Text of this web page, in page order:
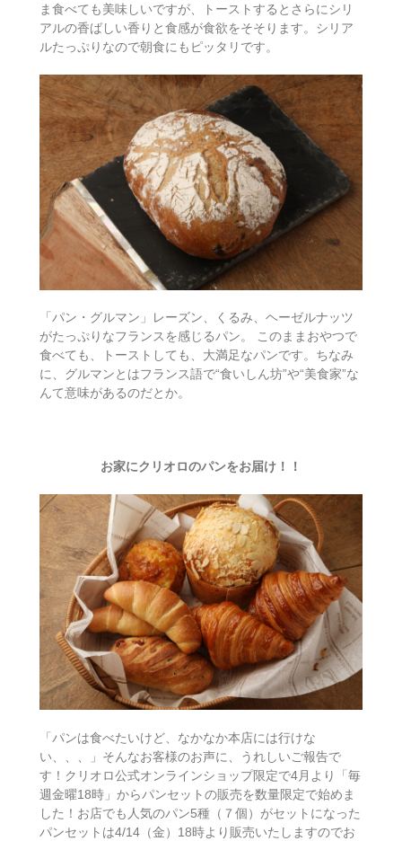
ま食べても美味しいですが、トーストするとさらにシリ
アルの香ばしい香りと食感が食欲をそそります。シリア
ルたっぷりなので朝食にもピッタリです。
「パン・グルマン」レーズン、くるみ、ヘーゼルナッツ
がたっぷりなフランスを感じるパン。 このままおやつで
食べても、トーストしても、大満足なパンです。ちなみ
に、グルマンとはフランス語で“食いしん坊”や“美食家”な
んて意味があるのだとか。
お家にクリオロのパンをお届け！！
「パンは食べたいけど、なかなか本店には行けな
い、、、」そんなお客様のお声に、うれしいご報告で
す！クリオロ公式オンラインショップ限定で4月より「毎
週金曜18時」からパンセットの販売を数量限定で始めま
した！お店でも人気のパン5種（７個）がセットになった
パンセットは4/14（金）18時より販売いたしますのでお